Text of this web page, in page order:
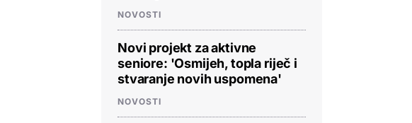
NOVOSTI
Novi projekt za aktivne
seniore: 'Osmijeh, topla riječ i
stvaranje novih uspomena'
NOVOSTI